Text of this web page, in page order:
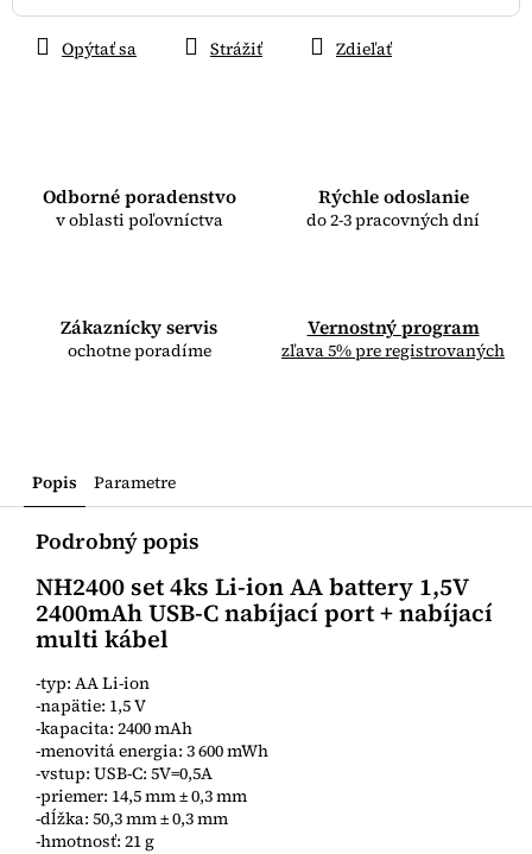
Odborné poradenstvo
v oblasti poľovníctva
Rýchle odoslanie
do 2-3 pracovných dní
Zákaznícky servis
ochotne poradíme
Vernostný program
zľava 5% pre registrovaných
Opýtať sa Strážiť Zdieľať
Popis Parametre
Podrobný popis
NH2400 set 4ks Li-ion AA battery 1,5V
2400mAh USB-C nabíjací port + nabíjací
multi kábel
-typ: AA Li-ion
-napätie: 1,5 V
-kapacita: 2400 mAh
-menovitá energia: 3 600 mWh
-vstup: USB-C: 5V=0,5A
-priemer: 14,5 mm ± 0,3 mm
-dĺžka: 50,3 mm ± 0,3 mm
-hmotnosť: 21 g